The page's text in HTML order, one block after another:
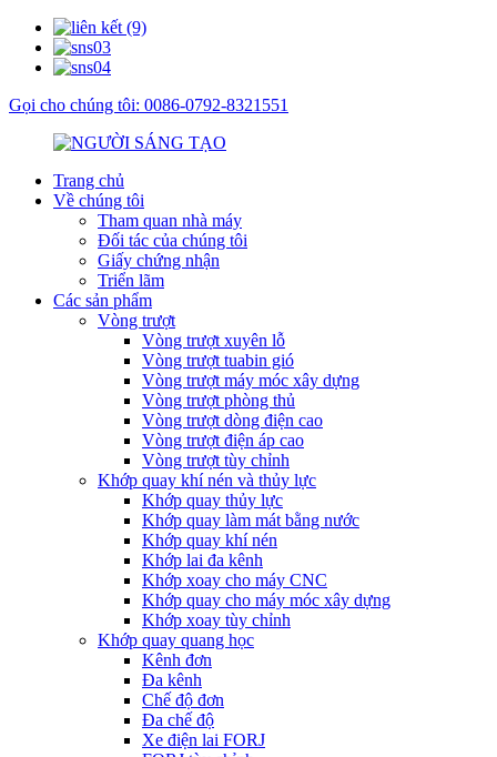
Gọi cho chúng tôi: 0086-0792-8321551
Trang chủ
Về chúng tôi
Tham quan nhà máy
Đối tác của chúng tôi
Giấy chứng nhận
Triển lãm
Các sản phẩm
Vòng trượt
Vòng trượt xuyên lỗ
Vòng trượt tuabin gió
Vòng trượt máy móc xây dựng
Vòng trượt phòng thủ
Vòng trượt dòng điện cao
Vòng trượt điện áp cao
Vòng trượt tùy chỉnh
Khớp quay khí nén và thủy lực
Khớp quay thủy lực
Khớp quay làm mát bằng nước
Khớp quay khí nén
Khớp lai đa kênh
Khớp xoay cho máy CNC
Khớp quay cho máy móc xây dựng
Khớp xoay tùy chỉnh
Khớp quay quang học
Kênh đơn
Đa kênh
Chế độ đơn
Đa chế độ
Xe điện lai FORJ